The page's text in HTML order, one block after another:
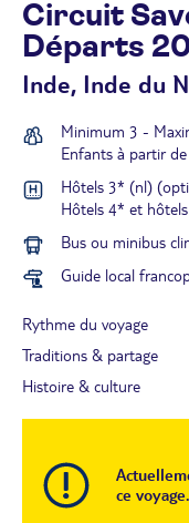
Circuit
Départs
Inde, Inde du
Minimum 3 -
Enfants à partir
Hôtels 3* (nl)
Hôtels 4* et
Bus ou minibus
Guide local
Rythme du voyage
Traditions & partage
Histoire & culture
ce voyage.